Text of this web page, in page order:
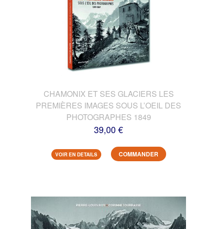
CHAMONIX ET SES GLACIERS LES
PREMIÈRES IMAGES SOUS L’OEIL DES
PHOTOGRAPHES 1849
39,00 €
VOIR EN DETAILS COMMANDER